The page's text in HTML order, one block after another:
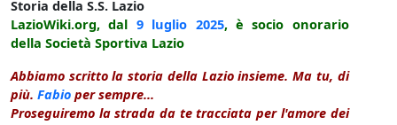
Storia della S.S. Lazio
LazioWiki.org, dal 9 luglio 2025, è socio onorario
della Società Sportiva Lazio
Abbiamo scritto la storia della Lazio insieme. Ma tu, di
più. Fabio per sempre...
Proseguiremo la strada da te tracciata per l'amore dei